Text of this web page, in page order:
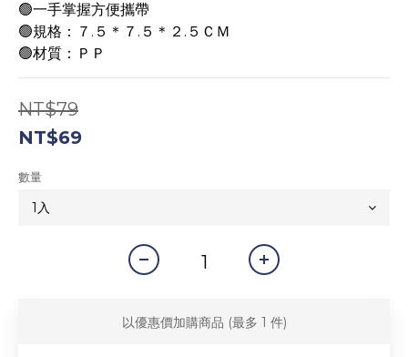
🟢一手掌握方便攜帶
🟢規格：７.５＊７.５＊２.５ＣＭ
🟢材質：ＰＰ
NT$79
NT$69
數量
以優惠價加購商品 (最多 1 件)